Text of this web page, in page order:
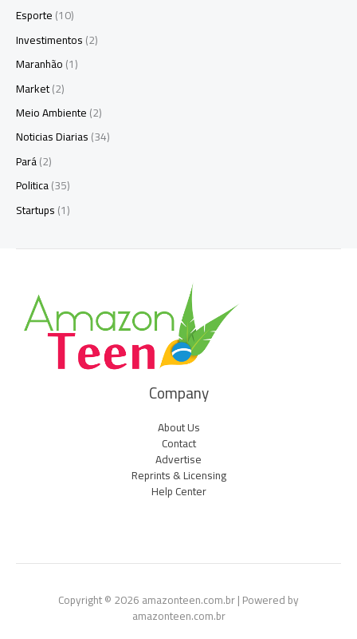
Esporte(10)
Investimentos(2)
Maranhão(1)
Market(2)
Meio Ambiente(2)
Noticias Diarias(34)
Pará(2)
Politica(35)
Startups(1)
Company
About Us
Contact
Advertise
Reprints & Licensing
Help Center
Copyright © 2026 amazonteen.com.br | Powered by
amazonteen.com.br